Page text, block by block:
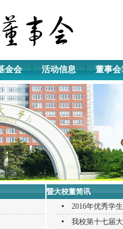
金会 活动信息 董事会
暨大校董简讯
2016年优秀学
我校第十七届